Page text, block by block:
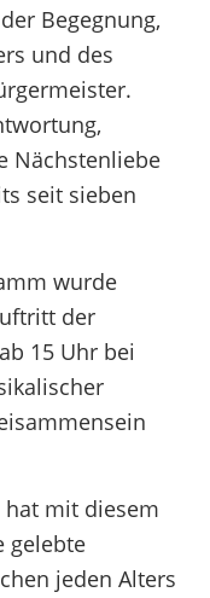
Begegnung,
und des
Nächstenliebe
seit sieben
wurde
der
15 Uhr bei
hat mit diesem
gelebte
jeden Alters